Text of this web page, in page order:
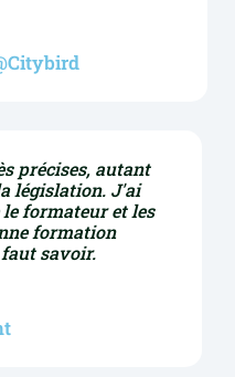
précises, autant
législation. J'ai
le formateur et les
formation
savoir.